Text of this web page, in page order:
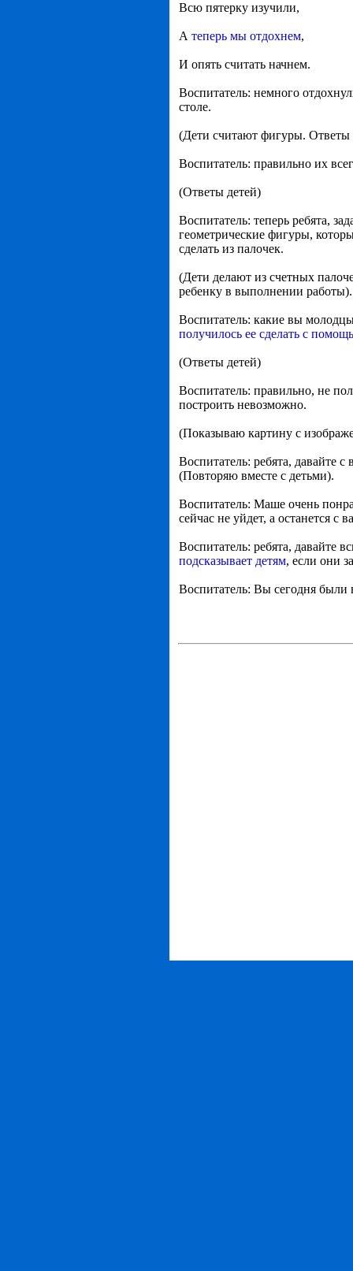
Всю пятерку изучили,
А теперь мы отдохнем,
И опять считать начнем.
Воспитатель: немного
столе.
(Дети считают фигуры. Ответы
Воспитатель: правильно их
(Ответы детей)
Воспитатель: теперь ребята,
геометрические фигуры,
сделать из палочек.
(Дети делают из счетных
ребенку в выполнении работы).
Воспитатель: какие вы
получилось ее сделать с
(Ответы детей)
Воспитатель: правильно, не
построить невозможно.
(Показываю картину с
Воспитатель: ребята, давайте
(Повторяю вместе с детьми).
Воспитатель: Маше очень
сейчас не уйдет, а останется
Воспитатель: ребята, давайте
подсказывает детям, если они
Воспитатель: Вы сегодня были